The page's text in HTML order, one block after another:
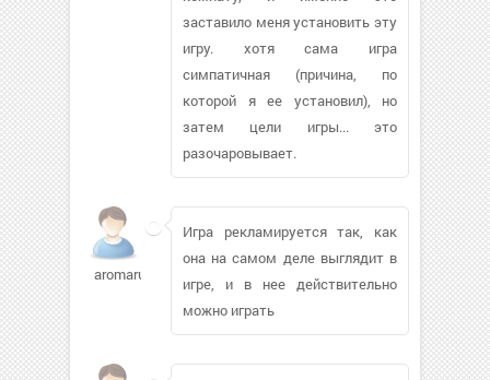
заставило меня установить эту
игру. хотя сама игра
симпатичная (причина, по
которой я ее установил), но
затем цели игры... это
разочаровывает.
aromaruchi106
Игра рекламируется так, как
она на самом деле выглядит в
игре, и в нее действительно
можно играть